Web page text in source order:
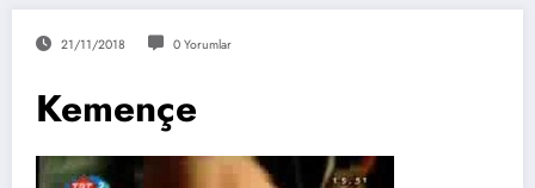
21/11/2018 0 Yorumlar
Kemençe